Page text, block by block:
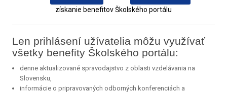
získanie benefitov Školského portálu
Len prihlásení užívatelia môžu využívať
všetky benefity Školského portálu:
denne aktualizované spravodajstvo z oblasti vzdelávania na
Slovensku,
informácie o pripravovaných odborných konferenciách a